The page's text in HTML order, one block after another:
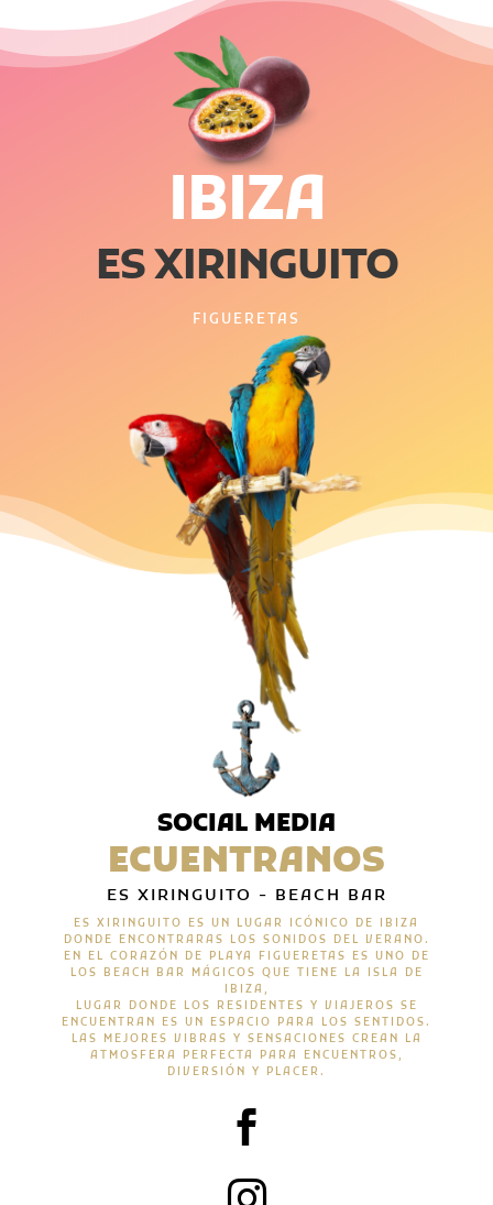
IBIZA
ES XIRINGUITO
FIGUERETAS
SOCIAL MEDIA
ECUENTRANOS
ES XIRINGUITO - BEACH BAR
ES XIRINGUITO ES UN LUGAR ICÓNICO DE IBIZA
DONDE ENCONTRARAS LOS SONIDOS DEL VERANO.
EN EL CORAZÓN DE PLAYA FIGUERETAS ES UNO DE
LOS BEACH BAR MÁGICOS QUE TIENE LA ISLA DE
IBIZA,
LUGAR DONDE LOS RESIDENTES Y VIAJEROS SE
ENCUENTRAN ES UN ESPACIO PARA LOS SENTIDOS.
LAS MEJORES VIBRAS Y SENSACIONES CREAN LA
ATMOSFERA PERFECTA PARA ENCUENTROS,
DIVERSIÓN Y PLACER.
